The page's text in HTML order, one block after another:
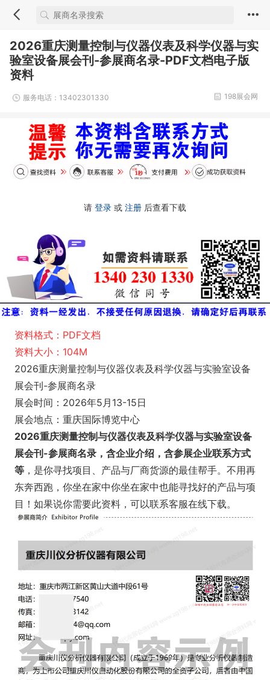
2026重庆测量控制与仪器仪表及科学仪器与实
验室设备展会刊-参展商名录-PDF文档电子版
资料
服务电话：13402301330 198展会网
请 登录 或 注册 后查看下载
资料格式：PDF文档
资料大小：104M
2026重庆测量控制与仪器仪表及科学仪器与实验室设备
展会刊-参展商名录
展会时间：2026年5月13-15日
展会地点：重庆国际博览中心
2026重庆测量控制与仪器仪表及科学仪器与实验室设备
展会刊-参展商名录，含企业介绍，含参展企业联系方式
等 ，是你寻找项目、产品与厂商货源的最佳帮手。不用再
东奔西跑，你坐在家中你坐在家中也能寻找好的产品与项
目！如果说你需要此资料，可以联系客服在线下载。